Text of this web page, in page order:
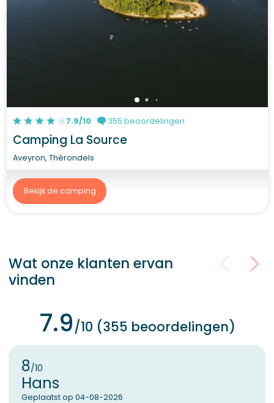
7.9/10 355 beoordelingen
Camping La Source
Aveyron, Thérondels
Bekijk de camping
Wat onze klanten ervan
vinden
7.9/10 (355 beoordelingen)
8/10
Hans
Geplaatst op 04-08-2026